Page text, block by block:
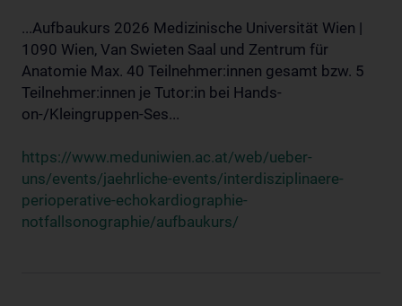
...Aufbaukurs 2026 Medizinische Universität Wien |
1090 Wien, Van Swieten Saal und Zentrum für
Anatomie Max. 40 Teilnehmer:innen gesamt bzw. 5
Teilnehmer:innen je Tutor:in bei Hands-
on-/Kleingruppen-Ses...
https://www.meduniwien.ac.at/web/ueber-
uns/events/jaehrliche-events/interdisziplinaere-
perioperative-echokardiographie-
notfallsonographie/aufbaukurs/